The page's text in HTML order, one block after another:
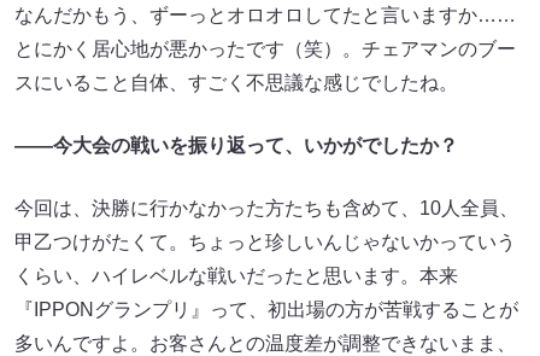
なんだかもう、ずーっとオロオロしてたと言いますか……
とにかく居心地が悪かったです（笑）。チェアマンのブー
スにいること自体、すごく不思議な感じでしたね。
――今大会の戦いを振り返って、いかがでしたか？
今回は、決勝に行かなかった方たちも含めて、10人全員、
甲乙つけがたくて。ちょっと珍しいんじゃないかっていう
くらい、ハイレベルな戦いだったと思います。本来
『IPPONグランプリ』って、初出場の方が苦戦することが
多いんですよ。お客さんとの温度差が調整できないまま、